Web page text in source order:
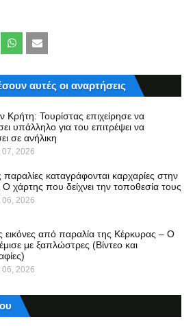
αυτές οι αναρτήσεις
Κρήτη: Τουρίστας επιχείρησε να
υπάλληλο για του επιτρέψει να
σε ανήλικη
07, 2026
παραλίες καταγράφονται καρχαρίες στην
χάρτης που δείχνει την τοποθεσία τους
06, 2026
εικόνες από παραλία της Κέρκυρας – Ο
με ξαπλώστρες (Βίντεο και
06, 2026